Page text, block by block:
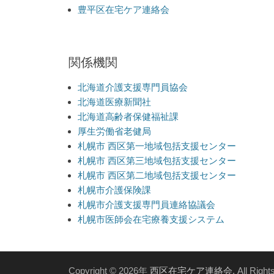
豊平区在宅ケア連絡会
関係機関
北海道介護支援専門員協会
北海道医療新聞社
北海道高齢者保健福祉課
厚生労働省老健局
札幌市 西区第一地域包括支援センター
札幌市 西区第三地域包括支援センター
札幌市 西区第二地域包括支援センター
札幌市介護保険課
札幌市介護支援専門員連絡協議会
札幌市医師会在宅療養支援システム
Copyright © 2026年 西区在宅ケア連絡会. All